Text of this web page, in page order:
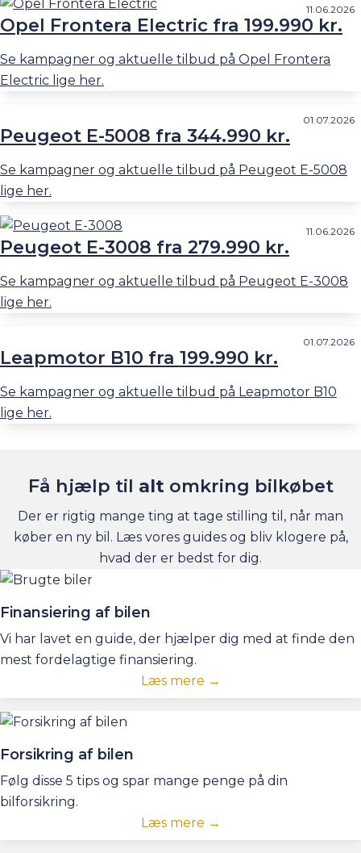
11.06.2026
Opel Frontera Electric fra 199.990 kr.
Se kampagner og aktuelle tilbud på Opel Frontera
Electric lige her.
01.07.2026
Peugeot E-5008 fra 344.990 kr.
Se kampagner og aktuelle tilbud på Peugeot E-5008
lige her.
11.06.2026
Peugeot E-3008 fra 279.990 kr.
Se kampagner og aktuelle tilbud på Peugeot E-3008
lige her.
01.07.2026
Leapmotor B10 fra 199.990 kr.
Se kampagner og aktuelle tilbud på Leapmotor B10
lige her.
Få hjælp til alt omkring bilkøbet
Der er rigtig mange ting at tage stilling til, når man
køber en ny bil. Læs vores guides og bliv klogere på,
hvad der er bedst for dig.
Finansiering af bilen
Vi har lavet en guide, der hjælper dig med at finde den
mest fordelagtige finansiering.
Læs mere →
Forsikring af bilen
Følg disse 5 tips og spar mange penge på din
bilforsikring.
Læs mere →